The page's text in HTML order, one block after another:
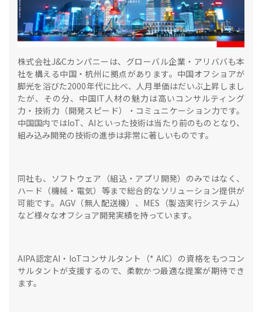
株式会社J&Cカンパニーは、グローバル企業・アリババも本
社を構える中国・杭州に拠点があります。中国オフショアが
脚光を浴びた2000年代に比べ、人月単価はだいぶ上昇しまし
たが、その分、中国IT人材の魅力は高いコンサルティング
力・技術力（開発スピード）・コミュニケーション力です。
中国国内ではIoT、AIといった技術は当たり前のものとなり、
組み込み開発の技術の進歩は非常に著しいものです。
同社も、ソフトウェア（組込・アプリ開発）のみではなく、
ハード（機械・電気）等まで総合的なソリューション提供が
可能です。AGV（無人配送機）、MES（製造実行システム）
など様々なオフショア開発実績を持っています。
AIPA認定AI・IoTコンサルタント（* AIC）の資格をもつコン
サルタントが支援するので、柔軟かつ最適な提案が期待でき
ます。